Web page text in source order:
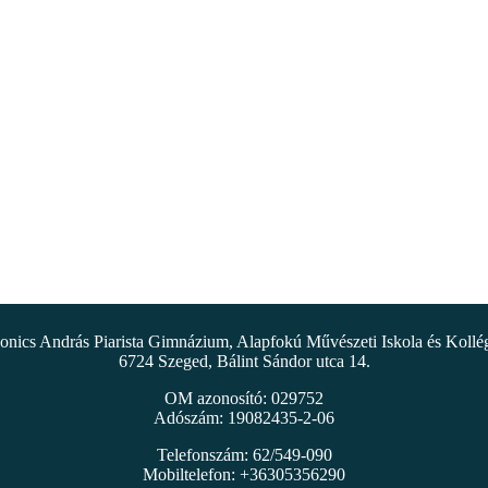
András Piarista Gimnázium, Alapfokú Művészeti Iskola és
6724 Szeged, Bálint Sándor utca 14.
OM azonosító: 029752
Adószám: 19082435-2-06
Telefonszám: 62/549-090
Mobiltelefon: +36305356290